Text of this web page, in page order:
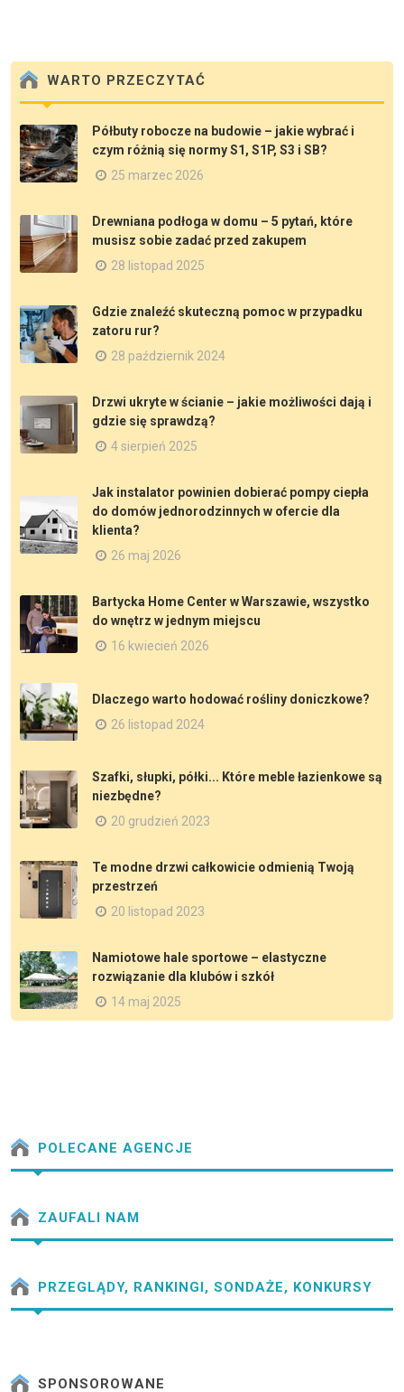
WARTO PRZECZYTAĆ
Półbuty robocze na budowie – jakie wybrać i
czym różnią się normy S1, S1P, S3 i SB?
25 marzec 2026
Drewniana podłoga w domu – 5 pytań, które
musisz sobie zadać przed zakupem
28 listopad 2025
Gdzie znaleźć skuteczną pomoc w przypadku
zatoru rur?
28 październik 2024
Drzwi ukryte w ścianie – jakie możliwości dają i
gdzie się sprawdzą?
4 sierpień 2025
Jak instalator powinien dobierać pompy ciepła
do domów jednorodzinnych w ofercie dla
klienta?
26 maj 2026
Bartycka Home Center w Warszawie, wszystko
do wnętrz w jednym miejscu
16 kwiecień 2026
Dlaczego warto hodować rośliny doniczkowe?
26 listopad 2024
Szafki, słupki, półki... Które meble łazienkowe są
niezbędne?
20 grudzień 2023
Te modne drzwi całkowicie odmienią Twoją
przestrzeń
20 listopad 2023
Namiotowe hale sportowe – elastyczne
rozwiązanie dla klubów i szkół
14 maj 2025
POLECANE AGENCJE
ZAUFALI NAM
PRZEGLĄDY, RANKINGI, SONDAŻE, KONKURSY
SPONSOROWANE